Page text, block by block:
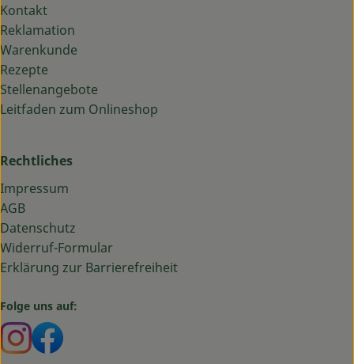
Kontakt
Reklamation
Warenkunde
Rezepte
Stellenangebote
Leitfaden zum Onlineshop
Rechtliches
Impressum
AGB
Datenschutz
Widerruf-Formular
Erklärung zur Barrierefreiheit
Folge uns auf:
Externer Link zu https://www.instagram.com/
Externer Link zu https://www.facebook.com/